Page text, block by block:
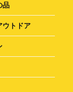
品
ウトドア